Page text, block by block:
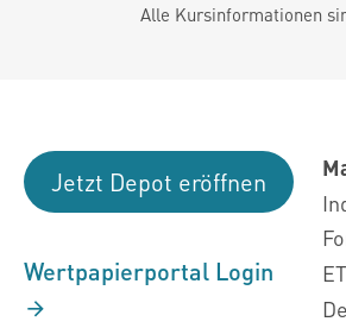
Alle Kursinformationen
Jetzt Depot eröffnen
Wertpapierportal Login